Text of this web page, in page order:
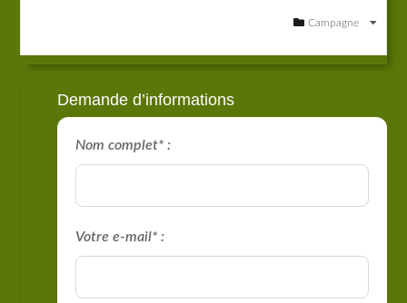
Campagne
Demande d’informations
Nom complet* :
Votre e-mail* :